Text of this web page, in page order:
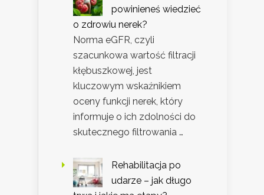
powinieneś wiedzieć
o zdrowiu nerek?
Norma eGFR, czyli
szacunkowa wartość filtracji
kłębuszkowej, jest
kluczowym wskaźnikiem
oceny funkcji nerek, który
informuje o ich zdolności do
skutecznego filtrowania …
Rehabilitacja po
udarze – jak długo